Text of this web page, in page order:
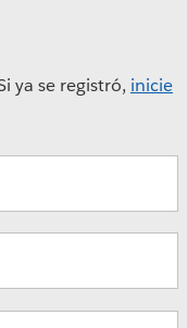
Pulse
ya se registró, inicie